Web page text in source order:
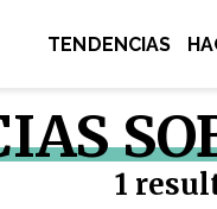
TENDENCIAS
1